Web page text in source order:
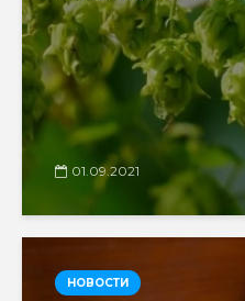
01.09.2021
НОВОСТИ